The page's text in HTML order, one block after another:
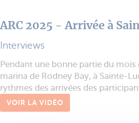
ARC 2025 - Arrivée à
Interviews
Pendant une bonne partie du mois
marina de Rodney Bay, à Sainte-
rythmes des arrivées des
VOIR LA VIDÉO